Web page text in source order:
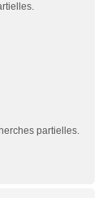
partielles.